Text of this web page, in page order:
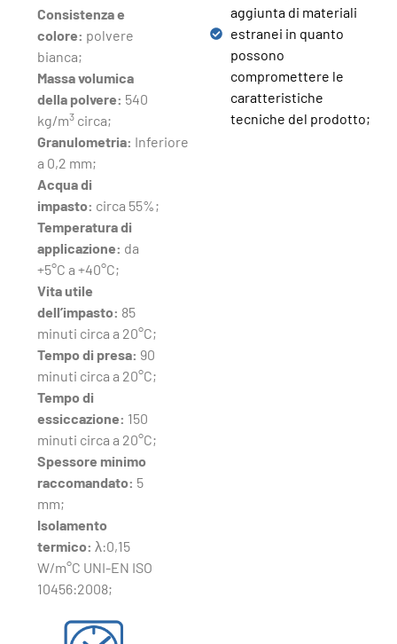
Consistenza e
colore: polvere
bianca;
Massa volumica
della polvere: 540
kg/m3 circa;
Granulometria: Inferiore
a 0,2 mm;
Acqua di
impasto: circa 55%;
Temperatura di
applicazione: da
+5°C a +40°C;
Vita utile
dell’impasto: 85
minuti circa a 20°C;
Tempo di presa: 90
minuti circa a 20°C;
Tempo di
essiccazione: 150
minuti circa a 20°C;
Spessore minimo
raccomandato: 5
mm;
Isolamento
termico: λ:0,15
W/m°C UNI-EN ISO
10456:2008;
aggiunta di materiali
estranei in quanto
possono
compromettere le
caratteristiche
tecniche del prodotto;